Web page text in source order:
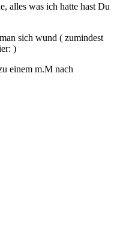
alles was ich hatte hast Du
sich wund ( zumindest
)
einem m.M nach